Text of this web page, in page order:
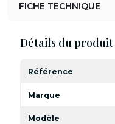
FICHE TECHNIQUE
Détails du produit
Référence
Marque
Modèle